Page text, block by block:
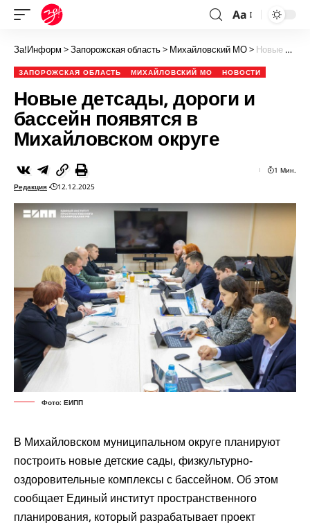
Aa
За!Информ >Запорожская область> Михайловский МО> Новые детсады, дороги и бассейн появятся в Михайловском округе
ЗАПОРОЖСКАЯ ОБЛАСТЬ МИХАЙЛОВСКИЙ МО НОВОСТИ
Новые детсады, дороги и
бассейн появятся в
Михайловском округе
Редакция 12.12.2025
1 Мин.
Фото: ЕИПП
В Михайловском муниципальном округе планируют
построить новые детские сады, физкультурно-
оздоровительные комплексы с бассейном. Об этом
сообщает Единый институт пространственного
планирования, который разрабатывает проект